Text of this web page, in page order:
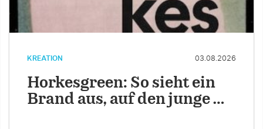
KREATION 03.08.2026
Horkesgreen: So sieht ein
Brand aus, auf den junge …